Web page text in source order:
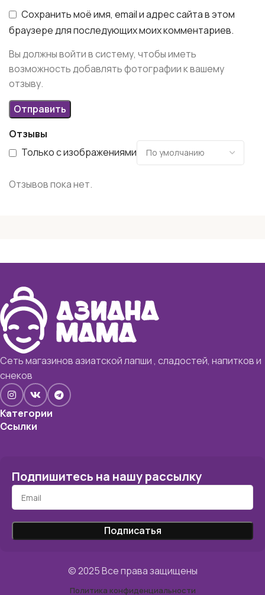
Отзывы
Только с изображениями
Отзывов пока нет.
Сохранить моё имя, email и адрес сайта в этом
браузере для последующих моих комментариев.
Вы должны войти в систему, чтобы иметь
возможность добавлять фотографии к вашему
отзыву.
Сеть магазинов азиатской лапши , сладостей, напитков и
снеков
Категории
Ссылки
Подпишитесь на нашу рассылку
© 2025 Все права защищены
Политика конфиденциальности